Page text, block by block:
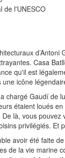
de l'UNESCO
Casa
qu'il est
icône
chargé Gaudí de
étaient loués
là, vous
privilégiés. Et
avoir été faite
de la vie marine